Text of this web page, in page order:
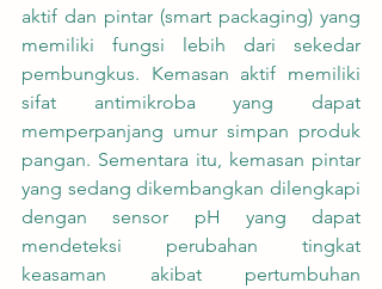
aktif dan pintar (smart packaging) yang
memiliki fungsi lebih dari sekedar
pembungkus. Kemasan aktif memiliki
sifat antimikroba yang dapat
memperpanjang umur simpan produk
pangan. Sementara itu, kemasan pintar
yang sedang dikembangkan dilengkapi
dengan sensor pH yang dapat
mendeteksi perubahan tingkat
keasaman akibat pertumbuhan